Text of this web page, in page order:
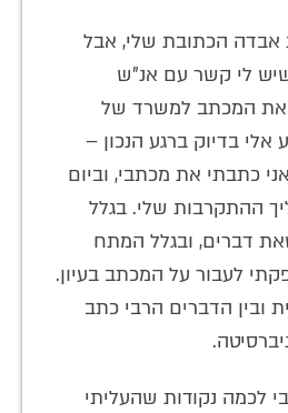
אבדה הכתובת שלי, אבל
לי קשר עם אנ"ש
את המכתב למשרד של
בדיוק ברגע הנכון –
כתבתי את מכתבי, וביום
ההתקרבות שלי. בגלל
דברים, ובגלל המתח
לעבור על המכתב בעיון.
ובין הדברים הרבי כתב
לכמה נקודות שהעליתי